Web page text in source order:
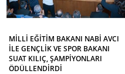
MİLLİ EĞİTİM BAKANI NABİ AVCI
İLE GENÇLİK VE SPOR BAKANI
SUAT KILIÇ, ŞAMPİYONLARI
ÖDÜLLENDİRDİ